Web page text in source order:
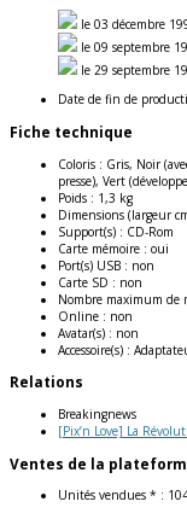
le 03 décembre
le 09 septembre
le 29 septembre
Date de fin de
Fiche technique
Coloris : Gris, Noir
presse), Vert
Poids : 1,3 kg
Dimensions (largeur
Support(s) : CD-Rom
Carte mémoire : oui
Port(s) USB : non
Carte SD : non
Nombre maximum de
Online : non
Avatar(s) : non
Accessoire(s) :
Relations
Breakingnews
[Pix’n Love] La
Ventes de la
Unités vendues * :